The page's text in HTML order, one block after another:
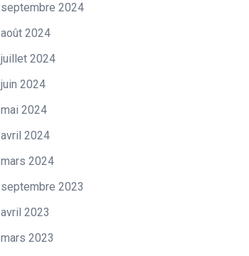
septembre 2024
août 2024
juillet 2024
juin 2024
mai 2024
avril 2024
mars 2024
septembre 2023
avril 2023
mars 2023